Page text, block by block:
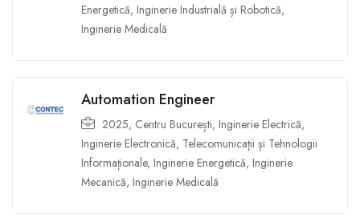
Energetică, Inginerie Industrială și Robotică,
Inginerie Medicală
Automation Engineer
2025, Centru București, Inginerie Electrică,
Inginerie Electronică, Telecomunicații și Tehnologii
Informaționale, Inginerie Energetică, Inginerie
Mecanică, Inginerie Medicală